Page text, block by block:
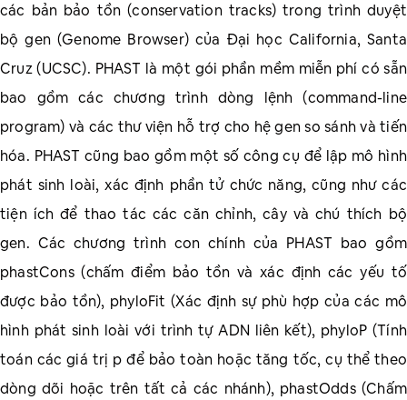
các bản bảo tồn (conservation tracks) trong trình duyệt
bộ gen (Genome Browser) của Đại học California, Santa
Cruz (UCSC). PHAST là một gói phần mềm miễn phí có sẵn
bao gồm các chương trình dòng lệnh (command-line
program) và các thư viện hỗ trợ cho hệ gen so sánh và tiến
hóa. PHAST cũng bao gồm một số công cụ để lập mô hình
phát sinh loài, xác định phần tử chức năng, cũng như các
tiện ích để thao tác các căn chỉnh, cây và chú thích bộ
gen. Các chương trình con chính của PHAST bao gồm
phastCons (chấm điểm bảo tồn và xác định các yếu tố
được bảo tồn), phyloFit (Xác định sự phù hợp của các mô
hình phát sinh loài với trình tự ADN liên kết), phyloP (Tính
toán các giá trị p để bảo toàn hoặc tăng tốc, cụ thể theo
dòng dõi hoặc trên tất cả các nhánh), phastOdds (Chấm